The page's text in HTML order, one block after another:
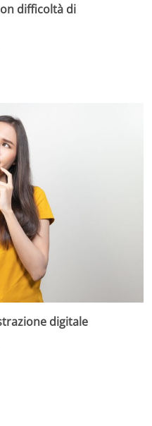
difficoltà di
digitale